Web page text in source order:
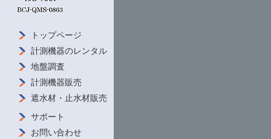
トップページ
計測機器のレンタル
地盤調査
計測機器販売
遮水材・ 止水材販売
サポート
お問い合わせ